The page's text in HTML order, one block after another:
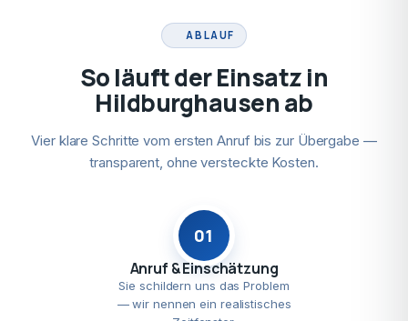
ABLAUF
So läuft der Einsatz in
Hildburghausen ab
Vier klare Schritte vom ersten Anruf bis zur Übergabe —
transparent, ohne versteckte Kosten.
01
Anruf & Einschätzung
Sie schildern uns das Problem
— wir nennen ein realistisches